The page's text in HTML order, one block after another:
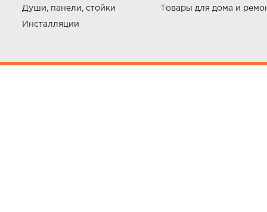
Души, панели, стойки
Инсталляции
Товары для дома и